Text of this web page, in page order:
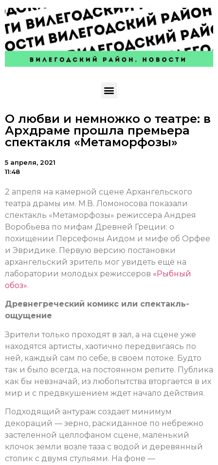
О любви и немножко о театре: в
Архдраме прошла премьера
спектакля «Метаморфозы»
5 апреля, 2021
11:48
2 апреля на камерной сцене Архангельского
театра драмы им. М.В. Ломоносова показали
спектакль «Метаморфозы» режиссера Андрея
Воробьева по мифам Древней Греции: о
похищении Персефоны Аидом и мифе об Орфее
и Эвридике. Первую версию постановки
архангельский зритель мог увидеть ещё на
лаборатории молодых режиссеров «Рыбный
обоз».
Древнегреческий комикс или спектакль-
ощущение
Зрители только проходят в зал, а на сцене уже
находятся артисты, хаотично передвигаясь по
ней, каждый сам по себе, в своем потоке. Будто
так и было всегда, на постоянном репите. Публика
как бы невзначай, из любопытства вторгается в их
мир и с предвкушением ждет начало действия.
Подходящий антураж создает минимум
декораций — зерно, раскиданное по небрежно
застеленной целлофаном сцене, маленький
клочок земли возле таза с водой и деревянный
столик с двумя стульями. На фоне —